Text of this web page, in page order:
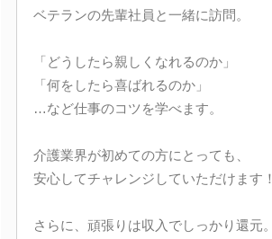
ベテランの先輩社員と一緒に訪問。
「どうしたら親しくなれるのか」
「何をしたら喜ばれるのか」
…など仕事のコツを学べます。
介護業界が初めての方にとっても、
安心してチャレンジしていただけます！
さらに、頑張りは収入でしっかり還元。